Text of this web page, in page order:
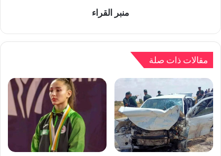
منبر القراء
مقالات ذات صلة